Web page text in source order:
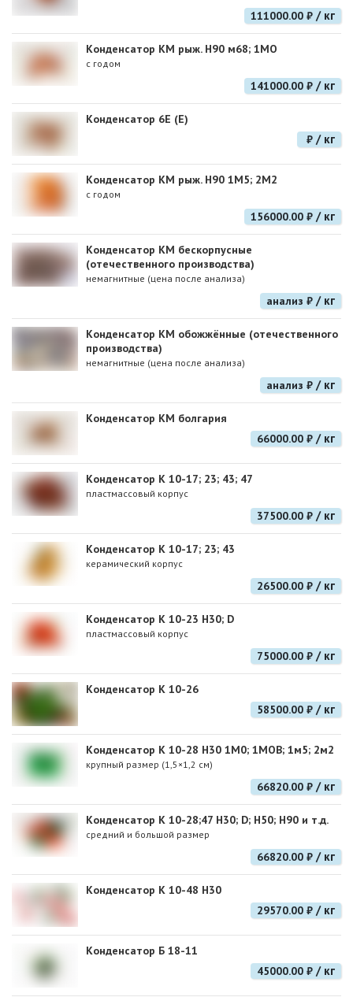
111000.00 ₽ / кг
Конденсатор КМ рыж. Н90 м68; 1МО
с годом
141000.00 ₽ / кг
Конденсатор 6E (E)
₽ / кг
Конденсатор КМ рыж. Н90 1М5; 2М2
с годом
156000.00 ₽ / кг
Конденсатор КМ бескорпусные
(отечественного производства)
немагнитные (цена после анализа)
анализ ₽ / кг
Конденсатор КМ обожжённые (отечественного
производства)
немагнитные (цена после анализа)
анализ ₽ / кг
Конденсатор КМ болгария
66000.00 ₽ / кг
Конденсатор К 10-17; 23; 43; 47
пластмассовый корпус
37500.00 ₽ / кг
Конденсатор К 10-17; 23; 43
керамический корпус
26500.00 ₽ / кг
Конденсатор К 10-23 Н30; D
пластмассовый корпус
75000.00 ₽ / кг
Конденсатор К 10-26
58500.00 ₽ / кг
Конденсатор К 10-28 Н30 1М0; 1МОВ; 1м5; 2м2
крупный размер (1,5×1,2 см)
66820.00 ₽ / кг
Конденсатор К 10-28;47 Н30; D; Н50; Н90 и т.д.
средний и большой размер
66820.00 ₽ / кг
Конденсатор К 10-48 Н30
29570.00 ₽ / кг
Конденсатор Б 18-11
45000.00 ₽ / кг